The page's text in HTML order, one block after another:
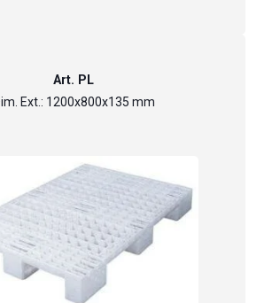
Art. PL
Ext.: 1200x800x135 mm